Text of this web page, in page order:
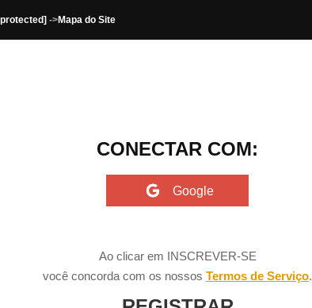
->Mapa do Site
CONECTAR COM:
Ao clicar em INSCREVER-SE
você concorda com os nossos Termos de Serviço.